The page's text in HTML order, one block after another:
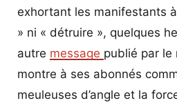
exhortant les manifestants
» ni « détruire », quelques
autre message publié par le
montre à ses abonnés
meuleuses d’angle et la